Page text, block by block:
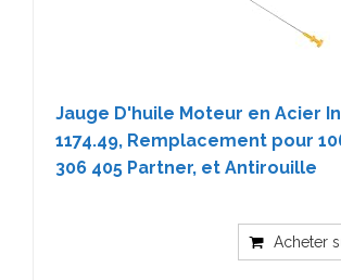
Jauge D'huile Moteur en Acier
1174.49, Remplacement pour
306 405 Partner, et Antirouille
Acheter